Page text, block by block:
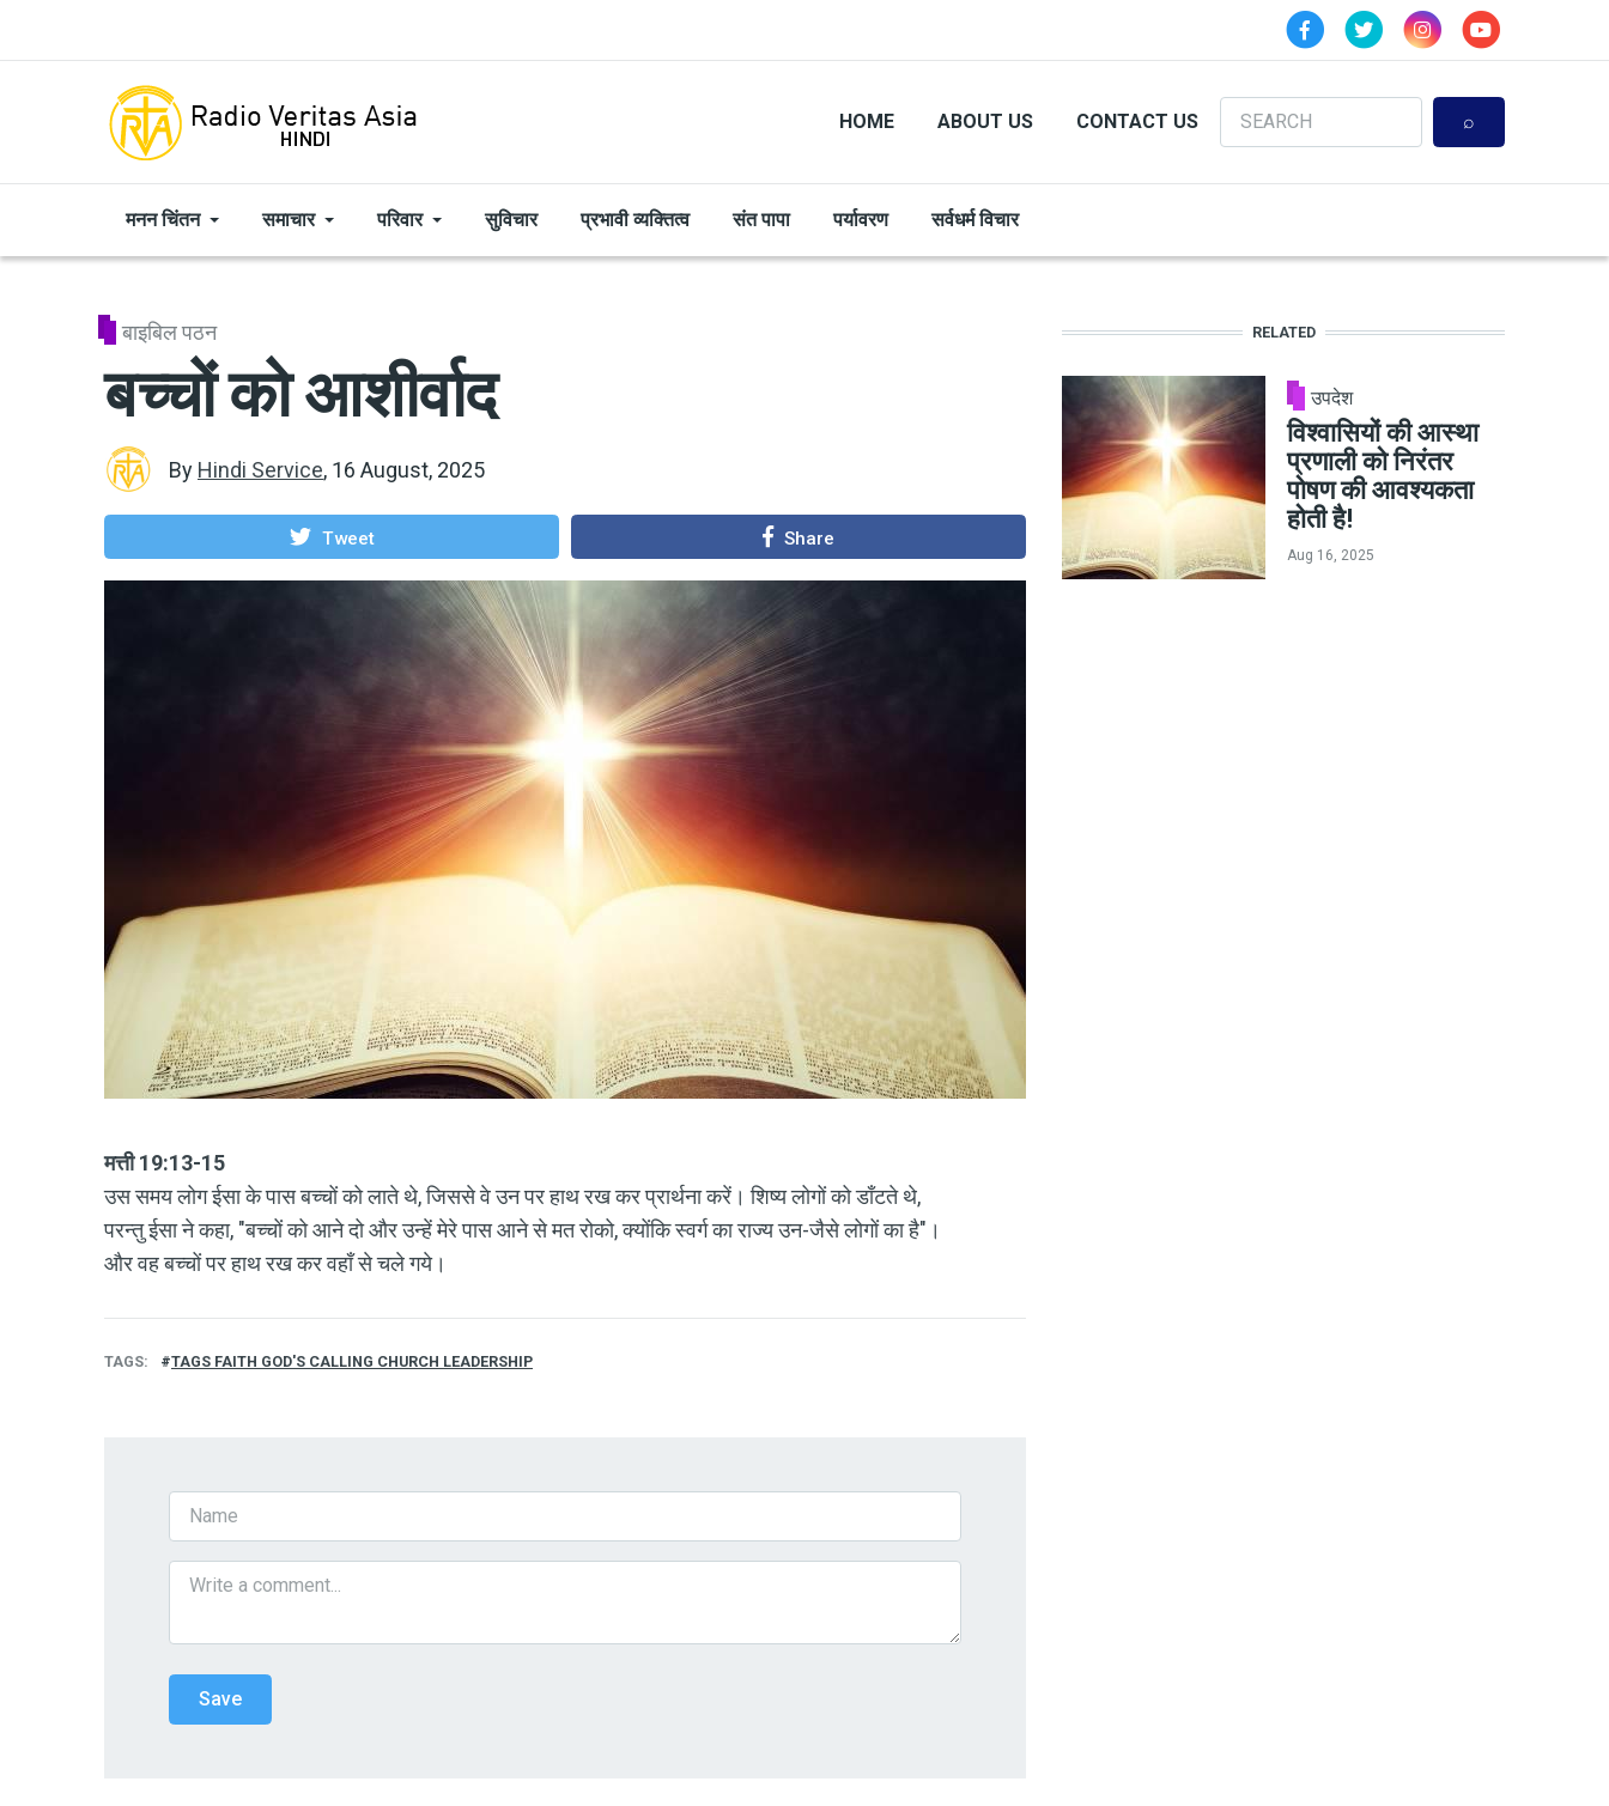
HOME ABOUT US CONTACT US
Search
मनन चिंतन समाचार परिवार सुविचार प्रभावी व्यक्तित्व संत पापा पर्यावरण सर्वधर्म विचार
बाइबिल पठन
बच्चों को आशीर्वाद
By Hindi Service, 16 August, 2025
Tweet Share
मत्ती 19:13-15
उस समय लोग ईसा के पास बच्चों को लाते थे, जिससे वे उन पर हाथ रख कर प्रार्थना करें। शिष्य लोगों को डाँटते थे,
परन्तु ईसा ने कहा, "बच्चों को आने दो और उन्हें मेरे पास आने से मत रोको, क्योंकि स्वर्ग का राज्य उन-जैसे लोगों का है"।
और वह बच्चों पर हाथ रख कर वहाँ से चले गये।
TAGS TAGS FAITH GOD'S CALLING CHURCH LEADERSHIP
RELATED
उपदेश
विश्वासियों की आस्था
प्रणाली को निरंतर
पोषण की आवश्यकता
होती है!
Aug 16, 2025